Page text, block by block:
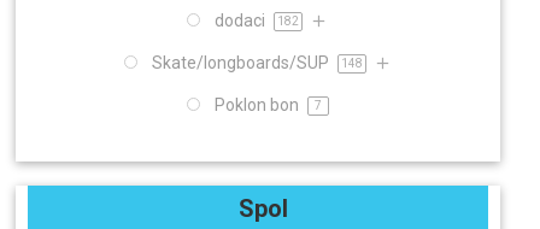
dodaci 182
Skate/longboards/SUP 148
Poklon bon 7
Spol